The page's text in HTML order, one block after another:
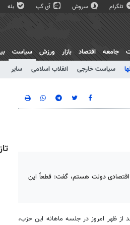
تلگرام سروش آی گپ بله
جامعه اقتصاد بازار ورزش
سیاست
سیاست خارجی انقلاب اسلامی سایر
اقتصادی دولت هستم، گفت: قطعاً این
از ظهر امروز در جلسه ماهانه این حزب،